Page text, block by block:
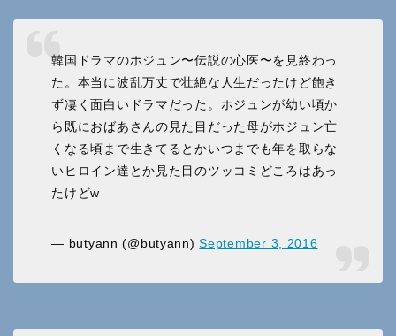
韓国ドラマのホジュン〜伝説の心医〜を見終わっ
た。本当に波乱万丈で壮絶な人生だったけど飽き
ず凄く面白いドラマだった。ホジュンが幼い頃か
ら既におばあさんの見た目だった母がホジュン亡
くなる頃まで生きてるとかいつまでも年を取らな
いヒロイン達とか見た目のツッコミどころはあっ
たけどw
— butyann (@butyann)September 3, 2016